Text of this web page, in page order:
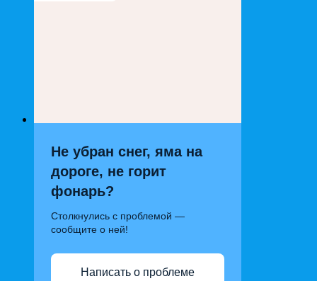
Не убран снег, яма на
дороге, не горит
фонарь?
Столкнулись с проблемой —
сообщите о ней!
Написать о проблеме